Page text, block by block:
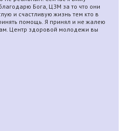
Бога, ЦЗМ за то что они
и счастливую жизнь тем кто в
помощь. Я принял и не жалею
Центр здоровой молодежи вы